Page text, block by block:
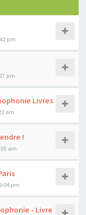
pm
pm
Livres
am
!
am
pm
- Livre